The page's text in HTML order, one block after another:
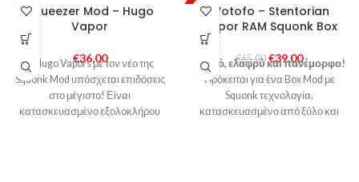
SOLD
OUTSqueezer Mod – Hugo
Vapor
€36,00
Η Hugo Vapors με τον νέο της
Squonk Mod υπόσχεται επιδόσεις
στο μέγιστο! Είναι
κατασκευασμένο εξολοκλήρου
-40%
SOLD
OUT
Wotofo – Stentorian
Vapor RAM Squonk Box
€65,00 €39,00
Μικρό, ελαφρύ και πανέμορφο!
Πρόκειται για ένα Box Mod με
Squonk τεχνολογία,
κατασκευασμένο από ξύλο και